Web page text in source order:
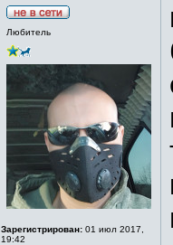
Любитель
Зарегистрирован: 01 июл 2017,
19:42